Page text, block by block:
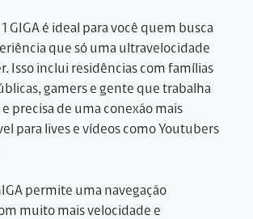
GIGA é ideal para você quem busca
que só uma ultravelocidade
Isso inclui residências com famílias
gamers e gente que trabalha
precisa de uma conexão mais
para lives e vídeos como Youtubers
permite uma navegação
muito mais velocidade e